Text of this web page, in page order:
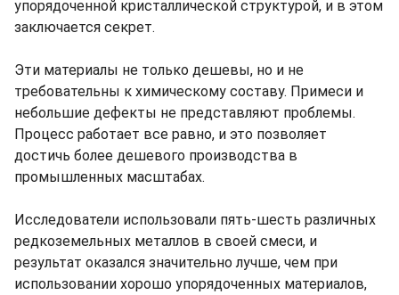
упорядоченной кристаллической структурой, и в этом
заключается секрет.
Эти материалы не только дешевы, но и не
требовательны к химическому составу. Примеси и
небольшие дефекты не представляют проблемы.
Процесс работает все равно, и это позволяет
достичь более дешевого производства в
промышленных масштабах.
Исследователи использовали пять-шесть различных
редкоземельных металлов в своей смеси, и
результат оказался значительно лучше, чем при
использовании хорошо упорядоченных материалов,